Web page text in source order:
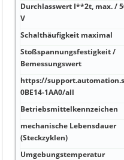
Durchlasswert I**2t, max. /
V
Schalthäufigkeit maximal
Stoßspannungsfestigkeit /
Bemessungswert
https://
0BE14-1AA0/all
Betriebsmittelkennzeichen
mechanische Lebensdauer
(Steckzyklen)
Umgebungstemperatur